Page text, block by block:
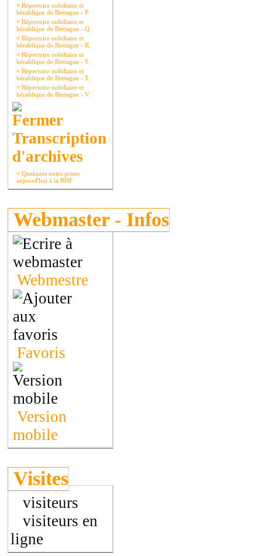
¤ Répertoire nobiliaire et
héraldique de Bretagne - P.
¤ Répertoire nobiliaire et
héraldique de Bretagne - Q.
¤ Répertoire nobiliaire et
héraldique de Bretagne - R.
¤ Répertoire nobiliaire et
héraldique de Bretagne - S.
¤ Répertoire nobiliaire et
héraldique de Bretagne - T.
¤ Répertoire nobiliaire et
héraldique de Bretagne - V.
Transcription
d'archives
¤ Quelques notes prises
aujourd'hui à la BNF
Webmaster - Infos
Webmestre
Favoris
Version
mobile
Visites
visiteurs
visiteurs en
ligne